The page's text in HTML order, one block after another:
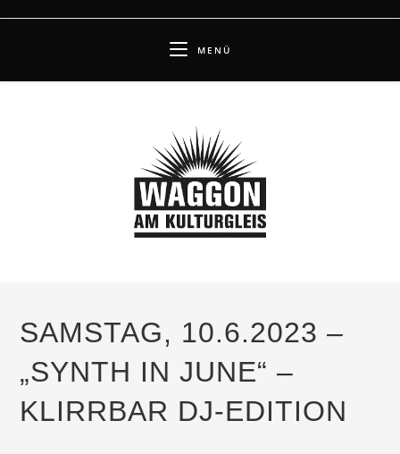
MENÜ
SAMSTAG, 10.6.2023 –
„SYNTH IN JUNE“ –
KLIRRBAR DJ-EDITION